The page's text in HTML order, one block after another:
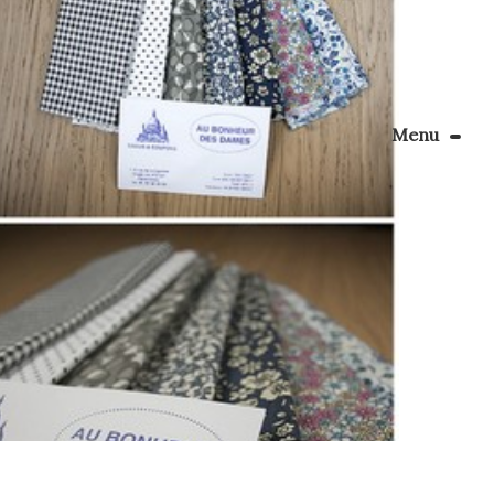
Menu
Le Blog
Apprendre la couture
son coin couture
Personnalisez vos tissus